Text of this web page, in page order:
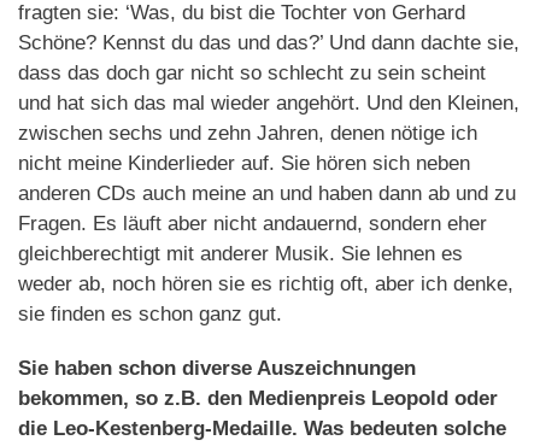
fragten sie: ‘Was, du bist die Tochter von Gerhard
Schöne? Kennst du das und das?’ Und dann dachte sie,
dass das doch gar nicht so schlecht zu sein scheint
und hat sich das mal wieder angehört. Und den Kleinen,
zwischen sechs und zehn Jahren, denen nötige ich
nicht meine Kinderlieder auf. Sie hören sich neben
anderen CDs auch meine an und haben dann ab und zu
Fragen. Es läuft aber nicht andauernd, sondern eher
gleichberechtigt mit anderer Musik. Sie lehnen es
weder ab, noch hören sie es richtig oft, aber ich denke,
sie finden es schon ganz gut.
Sie haben schon diverse Auszeichnungen
bekommen, so z.B. den Medienpreis Leopold oder
die Leo-Kestenberg-Medaille. Was bedeuten solche